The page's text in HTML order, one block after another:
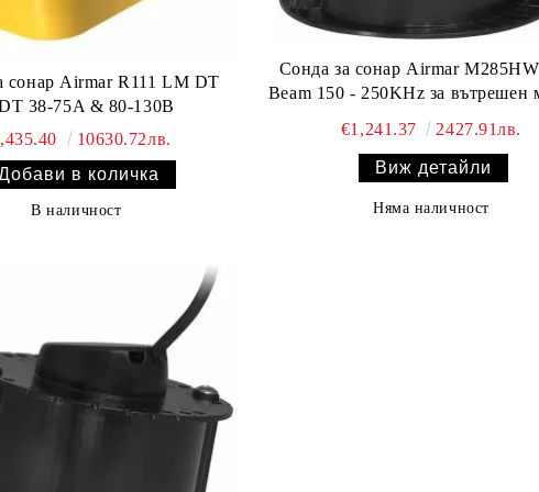
R111 LM DT
38-75A & 80-130B
10630.72лв.
В наличност
Сонда за сонар Airmar
Beam 150 - 250KHz за вътрешен
€1,241.37
2427.91лв.
Виж детайли
Няма наличност